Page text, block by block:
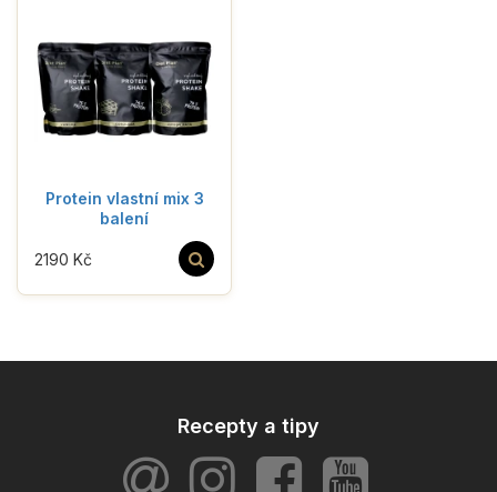
Protein vlastní mix 3
balení
2190 Kč
Recepty a tipy